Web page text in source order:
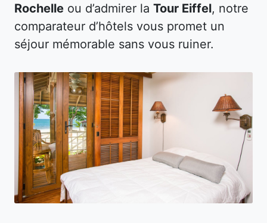
Rochelle ou d’admirer la Tour Eiffel, notre
comparateur d’hôtels vous promet un
séjour mémorable sans vous ruiner.